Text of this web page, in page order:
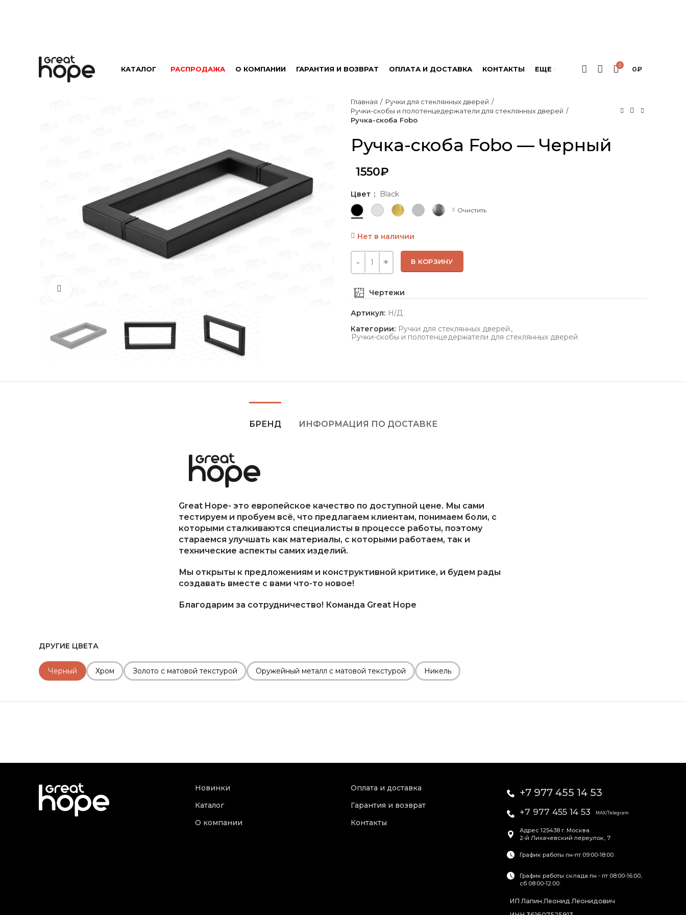
КАТАЛОГ РАСПРОДАЖА О КОМПАНИИ ГАРАНТИЯ И ВОЗВРАТ ОПЛАТА И ДОСТАВКА КОНТАКТЫ ЕЩЕ 0 0₽
Главная
Ручки для стеклянных дверей
Ручки-скобы и полотенцедержатели для стеклянных дверей
Ручка-скоба Fobo
Ручка-скоба Fobo — Черный
1550₽
Цвет Black
Очистить
Нет в наличии
В КОРЗИНУ
Чертежи
Артикул: Н/Д
Категории: Ручки для стеклянных дверей ,
Ручки-скобы и полотенцедержатели для стеклянных дверей
БРЕНД ИНФОРМАЦИЯ ПО ДОСТАВКЕ
Great Hope- это европейское качество по доступной цене. Мы сами
тестируем и пробуем всё, что предлагаем клиентам, понимаем боли, с
которыми сталкиваются специалисты в процессе работы, поэтому
стараемся улучшать как материалы, с которыми работаем, так и
технические аспекты самих изделий.
Мы открыты к предложениям и конструктивной критике, и будем рады
создавать вместе с вами что-то новое!
Благодарим за сотрудничество! Команда Great Hope
ДРУГИЕ ЦВЕТА
Черный Хром Золото с матовой текстурой Оружейный металл с матовой текстурой Никель
Новинки
Каталог
О компании
Оплата и доставка
Гарантия и возврат
Контакты
+7 977 455 14 53
+7 977 455 14 53 MAX/Telegram
Адрес 125438 г. Москва
2-й Лихачевский переулок, 7
График работы пн-пт 09:00-18:00.
График работы склада пн - пт 08:00-16:00,
сб 08:00-12:00.
ИП Лапин Леонид Леонидович